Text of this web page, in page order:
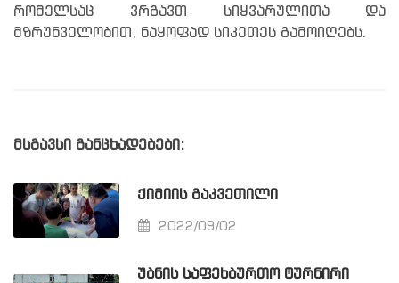
რომელსაც ვრგავთ სიყვარულითა და
მზრუნველობით, ნაყოფად სიკეთეს გამოიღებს.
მსგავსი განცხადებები:
ᲥᲘᲛᲘᲘᲡ ᲒᲐᲙᲕᲔᲗᲘᲚᲘ
2022/09/02
ᲣᲑᲜᲘᲡ ᲡᲐᲤᲔᲮᲑᲣᲠᲗᲝ ᲢᲣᲠᲜᲘᲠᲘ